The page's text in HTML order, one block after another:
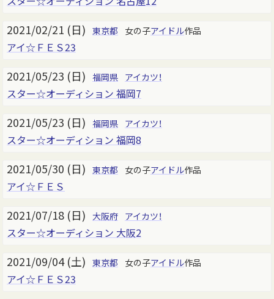
2021/02/21 (日) 東京都 女の子アイドル作品
アイ☆ＦＥＳ23
2021/05/23 (日) 福岡県 アイカツ！
スター☆オーディション 福岡7
2021/05/23 (日) 福岡県 アイカツ！
スター☆オーディション 福岡8
2021/05/30 (日) 東京都 女の子アイドル作品
アイ☆ＦＥＳ
2021/07/18 (日) 大阪府 アイカツ！
スター☆オーディション 大阪2
2021/09/04 (土) 東京都 女の子アイドル作品
アイ☆ＦＥＳ23